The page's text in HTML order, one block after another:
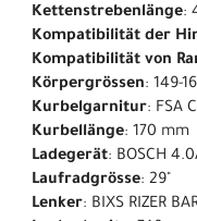
Kettenstrebenlänge:
Kompatibilität der
Kompatibilität von
Körpergrössen: 149-
Kurbelgarnitur: FSA
Kurbellänge: 170 mm
Ladegerät: BOSCH
Laufradgrösse: 29"
Lenker: BIXS RIZER